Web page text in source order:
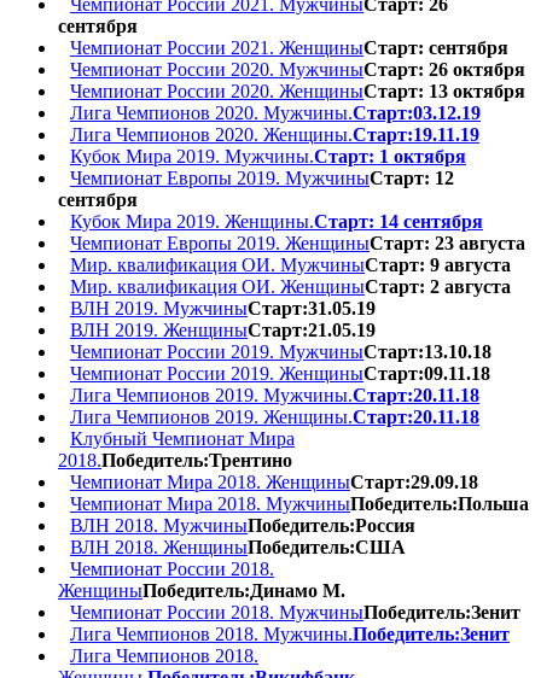
сентября
Чемпионат России 2021. ЖенщиныСтарт: сентября
Чемпионат России 2020. МужчиныСтарт: 26 октября
Чемпионат России 2020. ЖенщиныСтарт: 13 октября
Лига Чемпионов 2020. Мужчины.Старт:03.12.19
Лига Чемпионов 2020. Женщины.Старт:19.11.19
Кубок Мира 2019. Мужчины.Старт: 1 октября
Чемпионат Европы 2019. МужчиныСтарт: 12
сентября
Кубок Мира 2019. Женщины.Старт: 14 сентября
Чемпионат Европы 2019. ЖенщиныСтарт: 23 августа
Мир. квалификация ОИ. МужчиныСтарт: 9 августа
Мир. квалификация ОИ. ЖенщиныСтарт: 2 августа
ВЛН 2019. МужчиныСтарт:31.05.19
ВЛН 2019. ЖенщиныСтарт:21.05.19
Чемпионат России 2019. МужчиныСтарт:13.10.18
Чемпионат России 2019. ЖенщиныСтарт:09.11.18
Лига Чемпионов 2019. Мужчины.Старт:20.11.18
Лига Чемпионов 2019. Женщины.Старт:20.11.18
Клубный Чемпионат Мира
2018.Победитель:Трентино
Чемпионат Мира 2018. ЖенщиныСтарт:29.09.18
Чемпионат Мира 2018. МужчиныПобедитель:Польша
ВЛН 2018. МужчиныПобедитель:Россия
ВЛН 2018. ЖенщиныПобедитель:США
Чемпионат России 2018.
ЖенщиныПобедитель:Динамо М.
Чемпионат России 2018. МужчиныПобедитель:Зенит
Лига Чемпионов 2018. Мужчины.Победитель:Зенит
Лига Чемпионов 2018.